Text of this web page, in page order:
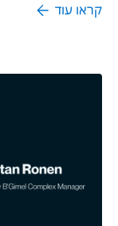
קראו עוד